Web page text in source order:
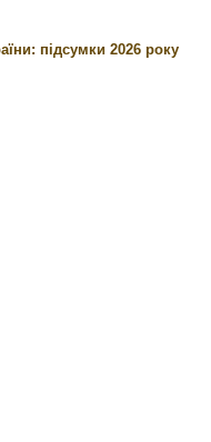
підсумки 2026 року